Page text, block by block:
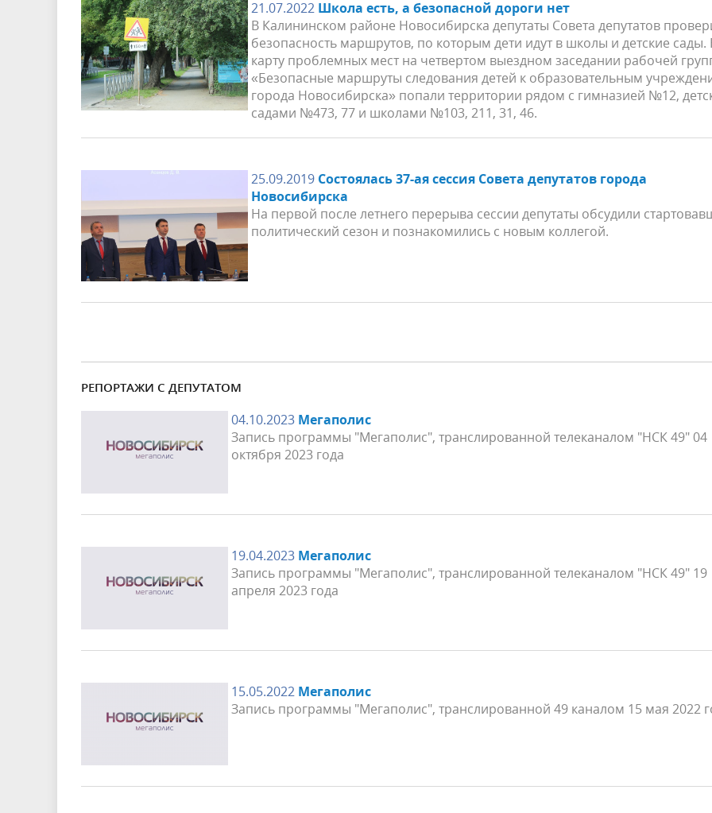
21.07.2022 Школа есть, а безопасной дороги нет
В Калининском районе Новосибирска депутаты Совета депутатов
безопасность маршрутов, по которым дети идут в школы и детские сады.
карту проблемных мест на четвертом выездном заседании рабочей
«Безопасные маршруты следования детей к образовательным
города Новосибирска» попали территории рядом с гимназией №12,
садами №473, 77 и школами №103, 211, 31, 46.
25.09.2019 Состоялась 37-ая сессия Совета депутатов города
Новосибирска
На первой после летнего перерыва сессии депутаты обсудили
политический сезон и познакомились с новым коллегой.
РЕПОРТАЖИ С ДЕПУТАТОМ
04.10.2023 Мегаполис
Запись программы "Мегаполис", транслированной телеканалом "НСК 49" 04
октября 2023 года
19.04.2023 Мегаполис
Запись программы "Мегаполис", транслированной телеканалом "НСК 49" 19
апреля 2023 года
15.05.2022 Мегаполис
Запись программы "Мегаполис", транслированной 49 каналом 15 мая 2022